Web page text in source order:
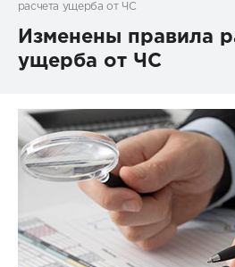
расчета ущерба от ЧС
Изменены правила
ущерба от ЧС